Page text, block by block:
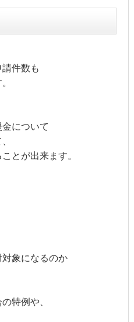
件数も
について
とが出来ます。
象になるのか
特例や、